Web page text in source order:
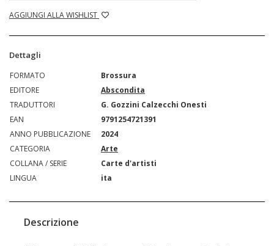
AGGIUNGI ALLA WISHLIST
Dettagli
FORMATO
Brossura
EDITORE
Abscondita
TRADUTTORI
G. Gozzini Calzecchi Onesti
EAN
9791254721391
ANNO PUBBLICAZIONE
2024
CATEGORIA
Arte
COLLANA / SERIE
Carte d'artisti
LINGUA
ita
Descrizione